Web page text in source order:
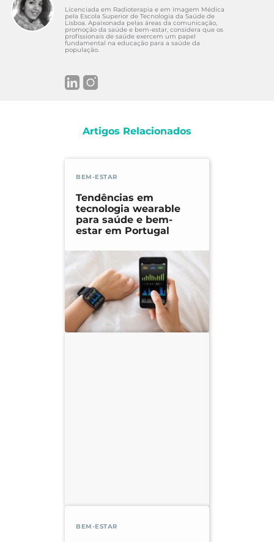
Licenciada em Radioterapia e em Imagem Médica
pela Escola Superior de Tecnologia da Saúde de
Lisboa. Apaixonada pelas áreas da comunicação,
promoção da saúde e bem-estar, considera que os
profissionais de saúde exercem um papel
fundamental na educação para a saúde da
população.
Artigos Relacionados
BEM-ESTAR
Tendências em
tecnologia wearable
para saúde e bem-
estar em Portugal
BEM-ESTAR